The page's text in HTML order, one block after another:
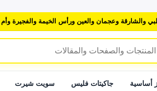
وعجمان والعين ورأس الخيمة والفجيرة وأم
أساسية جاكيتات فليس سويت شيرت